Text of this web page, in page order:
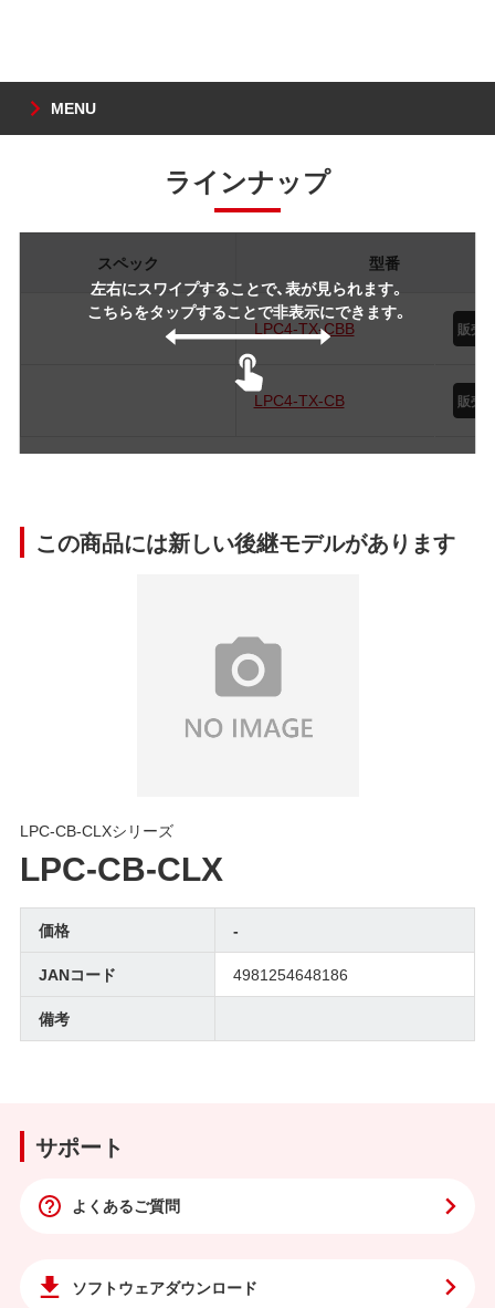
MENU
ラインナップ
左右にスワイプすることで、表が見られます。
こちらをタップすることで非表示にできます。
スペック 型番
LPC4-TX-CBB
LPC4-TX-CB
この商品には新しい後継モデルがあります
LPC-CB-CLXシリーズ
LPC-CB-CLX
価格
-
JANコード
4981254648186
備考
サポート
よくあるご質問
ソフトウェアダウンロード